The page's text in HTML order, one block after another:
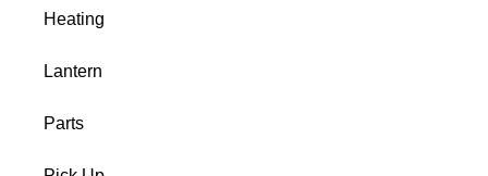
Heating
Lantern
Parts